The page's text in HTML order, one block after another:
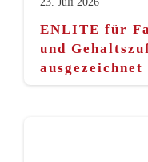
ENLITE für
und
ausgezeichnet